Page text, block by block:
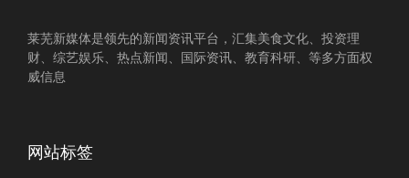
莱芜新媒体是领先的新闻资讯平台，汇集美食文化、投资理
财、综艺娱乐、热点新闻、国际资讯、教育科研、等多方面权
威信息
网站标签